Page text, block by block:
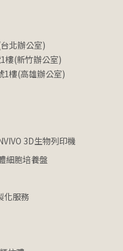
北辦公室)
樓(新竹辦公室)
1樓(高雄辦公室)
3D生物列印機
細胞培養盤
化服務